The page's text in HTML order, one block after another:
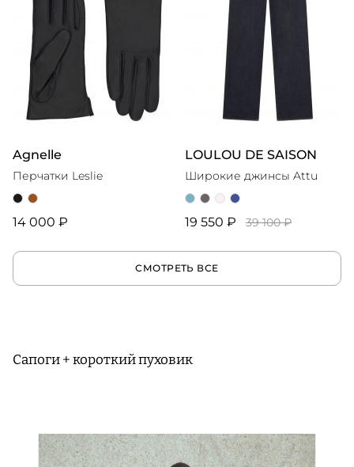
Agnelle
Перчатки Leslie
14 000 ₽
LOULOU DE SAISON
Широкие джинсы Attu
19 550 ₽ 39 100 ₽
СМОТРЕТЬ ВСЕ
Сапоги + короткий пуховик